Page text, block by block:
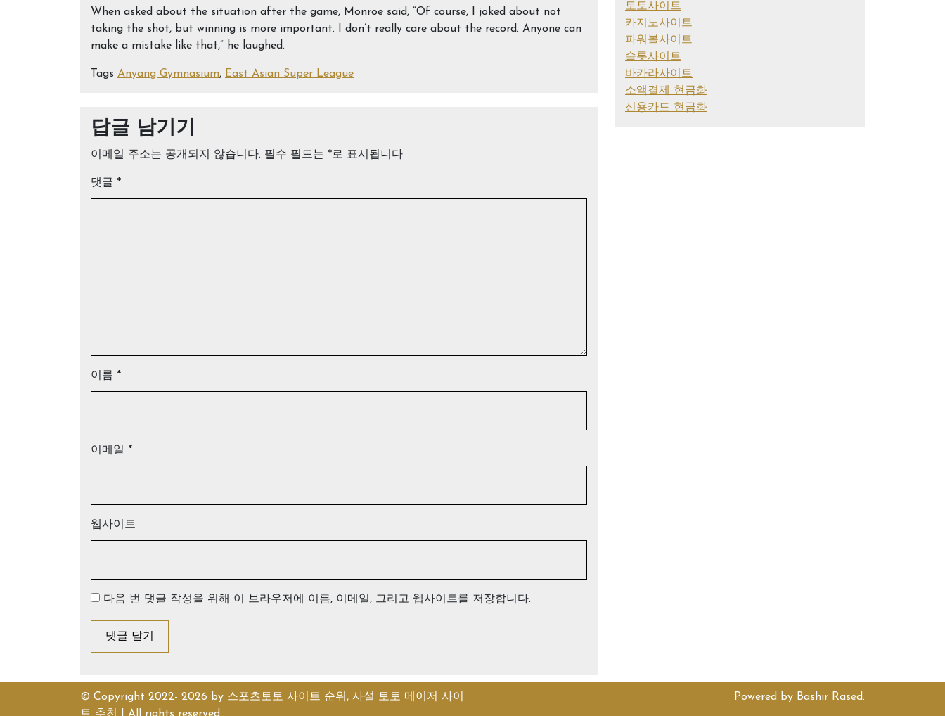
When asked about the situation after the game, Monroe said, “Of course, I joked about not
taking the shot, but winning is more important. I don’t really care about the record. Anyone can
make a mistake like that,” he laughed.
Tags Anyang Gymnasium, East Asian Super League
답글 남기기
이메일 주소는 공개되지 않습니다. 필수 필드는 *로 표시됩니다
댓글 *
이름 *
이메일 *
웹사이트
다음 번 댓글 작성을 위해 이 브라우저에 이름, 이메일, 그리고 웹사이트를 저장합니다.
토토사이트
카지노사이트
파워볼사이트
슬롯사이트
바카라사이트
소액결제 현금화
신용카드 현금화
© Copyright 2022- 2026 by 스포츠토토 사이트 순위, 사설 토토 메이저 사이
Powered by Bashir Rased.